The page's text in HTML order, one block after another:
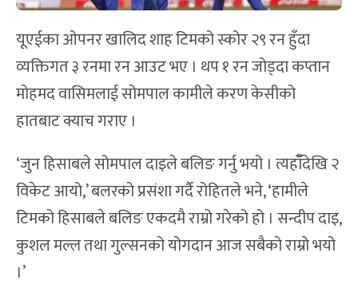
यूएईका ओपनर खालिद शाह टिमको स्कोर २९ रन हुँदा
व्यक्तिगत ३ रनमा रन आउट भए । थप १ रन जोड्दा कप्तान
मोहमद वासिमलाई सोमपाल कामीले करण केसीको
हातबाट क्याच गराए ।
‘जुन हिसाबले सोमपाल दाइले बलिङ गर्नु भयो । त्यहाँँदेखि २
विकेट आयो,’ बलरको प्रसंशा गर्दै रोहितले भने, ‘हामीले
टिमको हिसाबले बलिङ एकदमै राम्रो गरेको हो । सन्दीप दाइ,
कुशल मल्ल तथा गुल्सनको योगदान आज सबैको राम्रो भयो
।’